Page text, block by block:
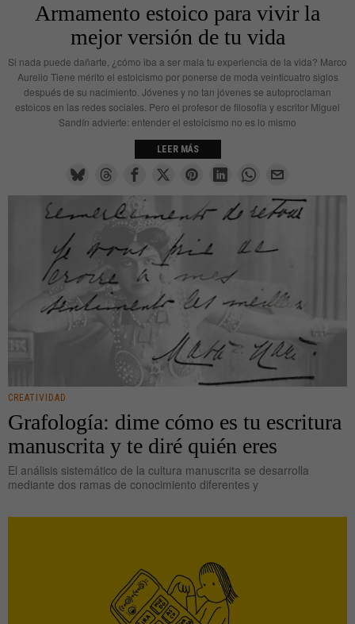
Armamento estoico para vivir la
mejor versión de tu vida
Si nada puede dañarte, ¿cómo iba a ser mala tu experiencia de la vida? Marco
Aurelio Tiene mérito el estoicismo por ponerse de moda veinticuatro siglos
después de su nacimiento. Jóvenes y no tan jóvenes se autoproclaman
estoicos en las redes sociales. Pero el profesor de filosofía y escritor Miguel
Sandín advierte: entender el estoicismo no es lo mismo
LEER MÁS
CREATIVIDAD
Grafología: dime cómo es tu escritura
manuscrita y te diré quién eres
El análisis sistemático de la cultura manuscrita se desarrolla
mediante dos ramas de conocimiento diferentes y